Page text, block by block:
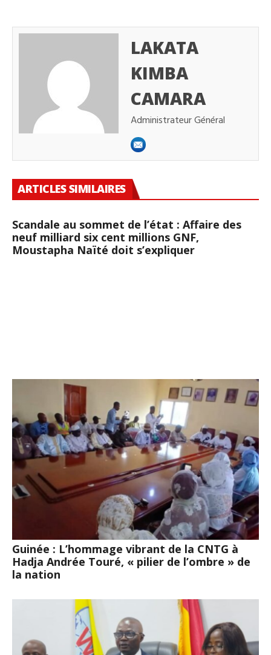
LAKATA
KIMBA
CAMARA
Administrateur Général
ARTICLES SIMILAIRES
Scandale au sommet de l’état : Affaire des
neuf milliard six cent millions GNF,
Moustapha Naïté doit s’expliquer
Guinée : L’hommage vibrant de la CNTG à
Hadja Andrée Touré, « pilier de l’ombre » de
la nation